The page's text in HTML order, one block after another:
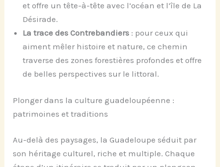
et offre un tête-à-tête avec l’océan et l’île de La
Désirade.
La trace des Contrebandiers : pour ceux qui
aiment mêler histoire et nature, ce chemin
traverse des zones forestières profondes et offre
de belles perspectives sur le littoral.
Plonger dans la culture guadeloupéenne :
patrimoines et traditions
Au-delà des paysages, la Guadeloupe séduit par
son héritage culturel, riche et multiple. Chaque